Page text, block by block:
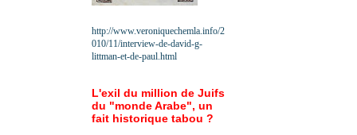
http://www.veroniquechemla.info/2
010/11/interview-de-david-g-
littman-et-de-paul.html
L'exil du million de Juifs
du "monde Arabe", un
fait historique tabou ?